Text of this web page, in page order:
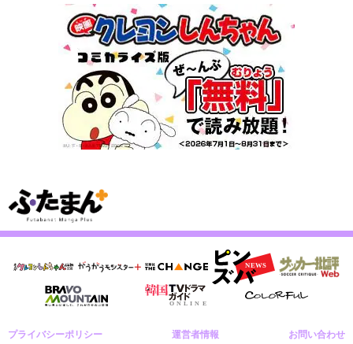
プライバシーポリシー 運営者情報 お問い合わせ